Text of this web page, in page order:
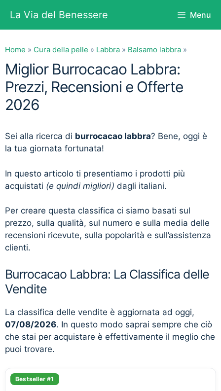
contenuto
La Via del Benessere Menu
Home » Cura della pelle » Labbra » Balsamo labbra »
Miglior Burrocacao Labbra:
Prezzi, Recensioni e Offerte
2026
Sei alla ricerca di burrocacao labbra? Bene, oggi è
la tua giornata fortunata!
In questo articolo ti presentiamo i prodotti più
acquistati (e quindi migliori) dagli italiani.
Per creare questa classifica ci siamo basati sul
prezzo, sulla qualità, sul numero e sulla media delle
recensioni ricevute, sulla popolarità e sull’assistenza
clienti.
Burrocacao Labbra: La Classifica delle
Vendite
La classifica delle vendite è aggiornata ad oggi,
07/08/2026. In questo modo saprai sempre che ciò
che stai per acquistare è effettivamente il meglio che
puoi trovare.
Bestseller #1